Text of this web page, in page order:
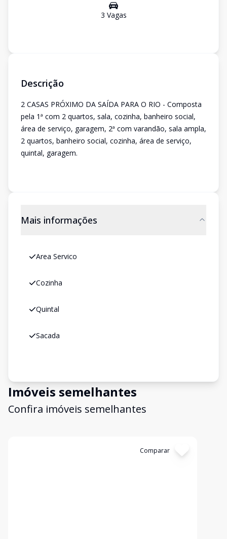
3 Vagas
Descrição
2 CASAS PRÓXIMO DA SAÍDA PARA O RIO - Composta
pela 1ª com 2 quartos, sala, cozinha, banheiro social,
área de serviço, garagem, 2ª com varandão, sala ampla,
2 quartos, banheiro social, cozinha, área de serviço,
quintal, garagem.
Mais informações
Area Servico
Cozinha
Quintal
Sacada
Imóveis semelhantes
Confira imóveis semelhantes
Comparar